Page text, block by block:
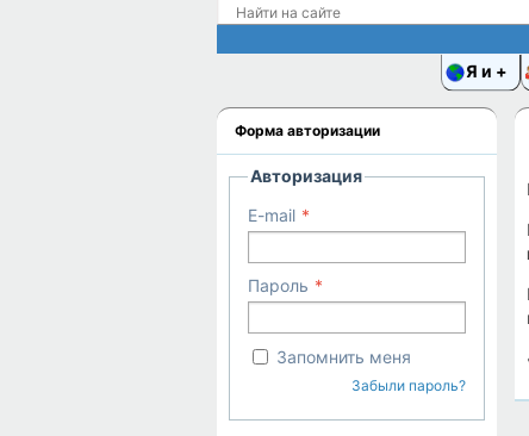
Я и
Форма авторизации
Авторизация
E-mail
Пароль
Запомнить меня
Забыли пароль?